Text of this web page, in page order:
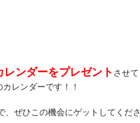
ンダーをプレゼント させて
レンダーです！！
ぜひこの機会にゲットしてくださ